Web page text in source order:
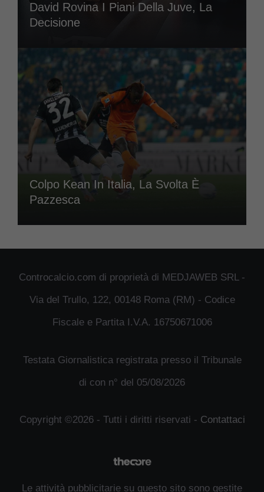
David Rovina I Piani Della Juve, La
Decisione
Colpo Kean In Italia, La Svolta È
Pazzesca
Controcalcio.com di proprietà di MEDJAWEB SRL -
Via del Trullo, 122, 00148 Roma (RM) - Codice
Fiscale e Partita I.V.A. 16750671006
Testata Giornalistica registrata presso il Tribunale
di con n° del 05/08/2026
Copyright ©2026 - Tutti i diritti riservati - Contattaci
Le attività pubblicitarie su questo sito sono gestite